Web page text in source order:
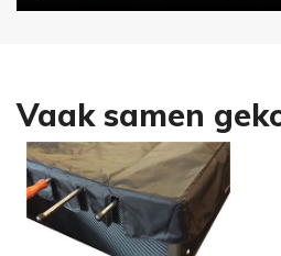
Vaak samen